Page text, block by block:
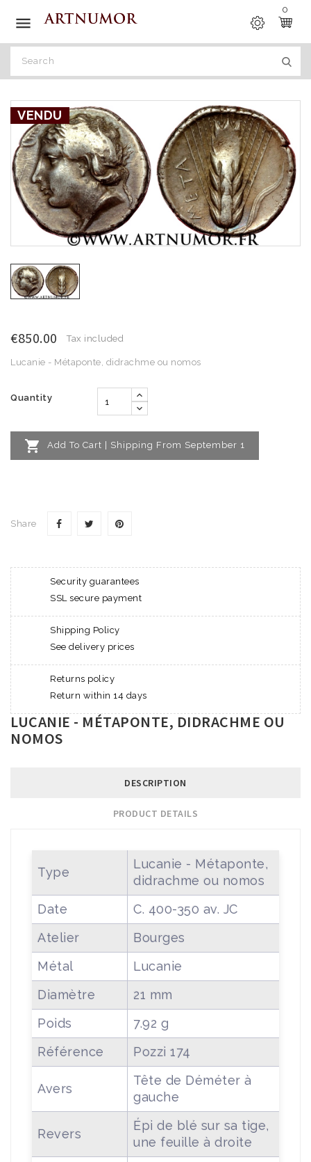

0
VENDU
€850.00 Tax included
Lucanie - Métaponte, didrachme ou nomos
Quantity
 Add To Cart | Shipping From September 1
Share
Security guarantees
SSL secure payment
Shipping Policy
See delivery prices
Returns policy
Return within 14 days
LUCANIE - MÉTAPONTE, DIDRACHME OU
NOMOS
DESCRIPTION
PRODUCT DETAILS
Type
Lucanie - Métaponte,
didrachme ou nomos
Date
C. 400-350 av. JC
Atelier
Bourges
Métal
Lucanie
Diamètre
21 mm
Poids
7.92 g
Référence
Pozzi 174
Avers
Tête de Déméter à
gauche
Revers
Épi de blé sur sa tige,
une feuille à droite